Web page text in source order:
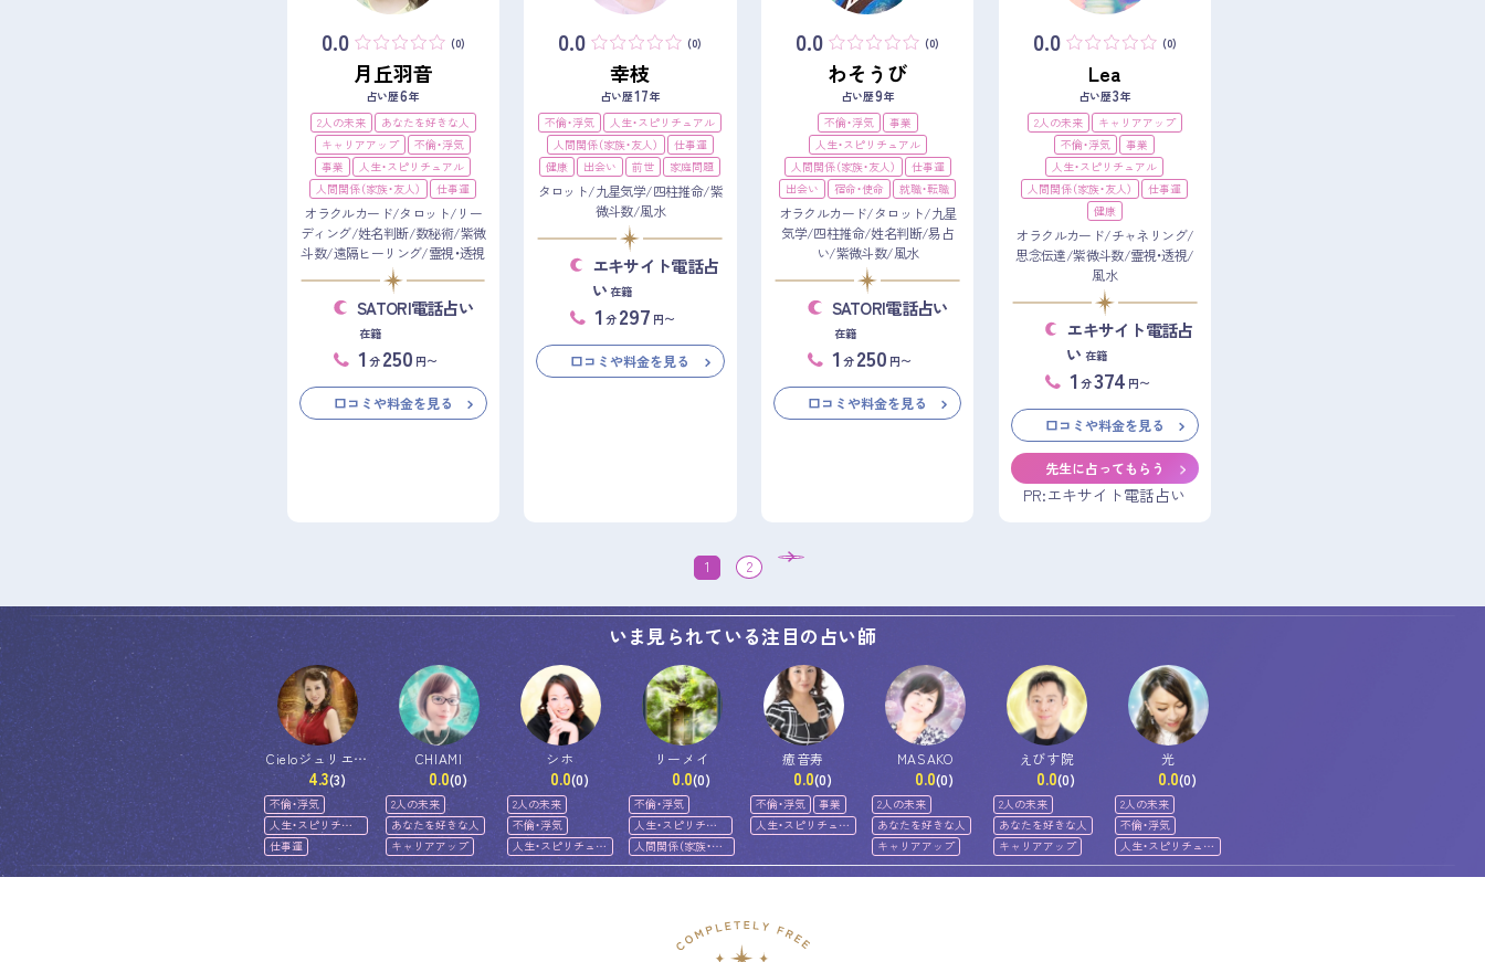
0.0 (0)
月丘羽音
占い歴6年
2人の未来
あなたを好きな人
キャリアアップ
不倫・浮気
事業
人生・スピリチュアル
人間関係（家族・友人）
仕事運
オラクルカード/タロット/リー
ディング/姓名判断/数秘術/紫微
斗数/遠隔ヒーリング/霊視・透視
SATORI電話占い
在籍
1 分 250 円〜
口コミや料金を見る
0.0 (0)
幸枝
占い歴17年
不倫・浮気
人生・スピリチュアル
人間関係（家族・友人）
仕事運
健康
出会い 前世 家庭問題
タロット/九星気学/四柱推命/紫
微斗数/風水
エキサイト電話占
い 在籍
1 分 297 円〜
口コミや料金を見る
0.0 (0)
わそうび
占い歴9年
不倫・浮気
事業
人生・スピリチュアル
人間関係（家族・友人）
仕事運
出会い
宿命・使命 就職・転職
オラクルカード/タロット/九星
気学/四柱推命/姓名判断/易占
い/紫微斗数/風水
SATORI電話占い
在籍
1 分 250 円〜
口コミや料金を見る
0.0 (0)
Lea
占い歴3年
2人の未来
キャリアアップ
不倫・浮気
事業
人生・スピリチュアル
人間関係（家族・友人）
仕事運
健康
オラクルカード/チャネリング/
思念伝達/紫微斗数/霊視・透視/
風水
エキサイト電話占
い 在籍
1 分374 円〜
口コミや料金を見る
先生に占ってもらう
PR:エキサイト電話占い
1 2
いま見られている注目の占い師
Cieloジュリエッ
ト
4.3(3)
不倫・浮気
人生・スピリチュ
アル
仕事運
CHIAMI
0.0(0)
2人の未来
あなたを好きな人
キャリアアップ
シホ
0.0(0)
2人の未来
不倫・浮気
人生・スピリチュア
ル
リーメイ
0.0(0)
不倫・浮気
人生・スピリチュ
アル
人間関係（家族・友
人）
癒音寿
0.0(0)
不倫・浮気
事業
人生・スピリチュア
ル
MASAKO
0.0(0)
2人の未来
あなたを好きな人
キャリアアップ
えびす院
0.0(0)
2人の未来
あなたを好きな人
キャリアアップ
光
0.0(0)
2人の未来
不倫・浮気
人生・スピリチュア
ル